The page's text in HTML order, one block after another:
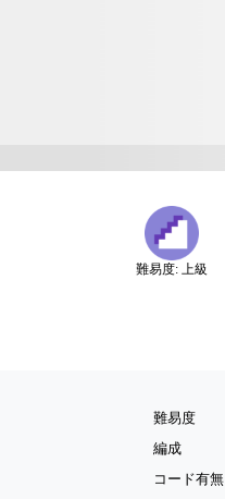
難易度: 上級
難易度
編成
コード有無